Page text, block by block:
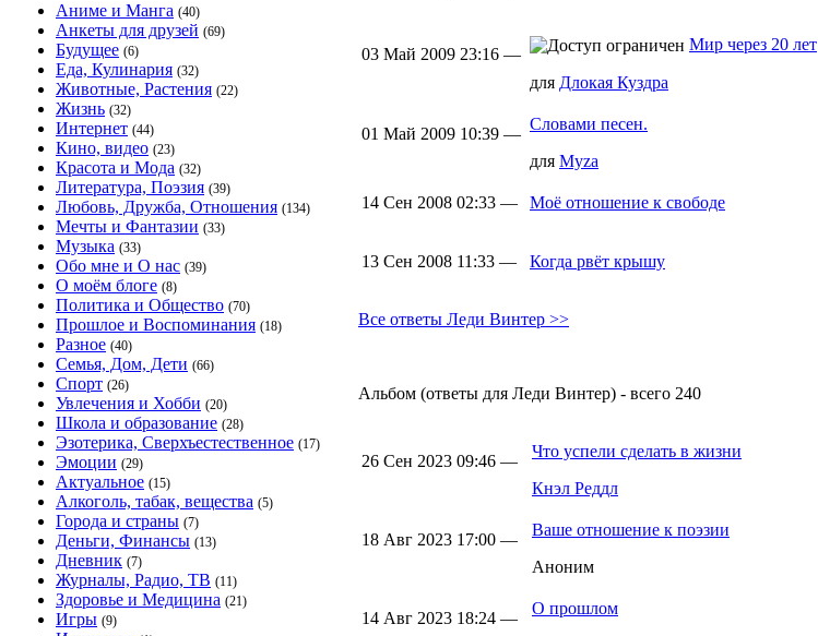
Аниме и Манга (40)
Анкеты для друзей (69)
Будущее (6)
Еда, Кулинария (32)
Животные, Растения (22)
Жизнь (32)
Интернет (44)
Кино, видео (23)
Красота и Мода (32)
Литература, Поэзия (39)
Любовь, Дружба, Отношения (134)
Мечты и Фантазии (33)
Музыка (33)
Обо мне и О нас (39)
О моём блоге (8)
Политика и Общество (70)
Прошлое и Воспоминания (18)
Разное (40)
Семья, Дом, Дети (66)
Спорт (26)
Увлечения и Хобби (20)
Школа и образование (28)
Эзотерика, Сверхъестественное (17)
Эмоции (29)
Актуальное (15)
Алкоголь, табак, вещества (5)
Города и страны (7)
Деньги, Финансы (13)
Дневник (7)
Журналы, Радио, ТВ (11)
Здоровье и Медицина (21)
Игры (9)
03 Май 2009 23:16 —
Мир через 20 лет
для Длокая Куздра
01 Май 2009 10:39 —
Словами песен.
для Myza
14 Сен 2008 02:33 — Моё отношение к свободе
13 Сен 2008 11:33 — Когда рвёт крышу
Все ответы Леди Винтер >>
Альбом (ответы для Леди Винтер) - всего 240
26 Сен 2023 09:46 —
Что успели сделать в жизни
Кнэл Реддл
18 Авг 2023 17:00 —
Ваше отношение к поэзии
Аноним
14 Авг 2023 18:24 —
О прошлом